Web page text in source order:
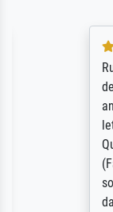
des
damit